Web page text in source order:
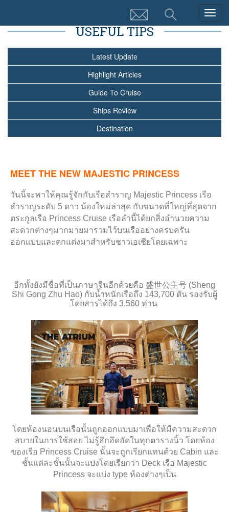
USEFUL TIPS
Latest Update
Highlight Articles
Guide To Cruise
Ships Review
Destination
MEET THE NEW MAJESTIC PRINCESS
วันนี้จะพาให้คุณรู้จักกับเรือสำราญ Majestic Princess เรือ
สำราญระดับ 5 ดาว น้องใหม่ล่าสุด กับขนาดที่ใหญ่ที่สุดจาก
ตระกูลเรือ Princess Cruise เรือลำนี้ได้ยกสิ่งอำนวยความ
สะดวกต่างๆมากมายมารวมไว้บนเรืออย่างครบครัน
ออกแบบและตกแต่งมาสำหรับชาวเอเชียโดยเฉพาะ
อีกทั้งยังมีชื่อที่เป็นภาษาจีนอีกด้วยคือ 盛世公主号 (Sheng
Shi Gong Zhu Hao) กับน้ำหนักเรือถึง 143,700 ตัน รองรับผู้
โดยสารได้ถึง 3,560 ท่าน
โดยห้องนอนบนเรือนั้นถูกออกแบบมาเพื่อให้มีความสะดวก
สบายในการใช้สอย ไม่รู้สึกอึดอัดในทุกตารางนิ้ว โดยห้อง
ของเรือ Princess Cruise นั้นจะถูกเรียกแทนด้วย Cabin และ
ชั้นแต่ละชั้นนั้นจะแบ่งโดยเรียกว่า Deck เรือ Majestic
Princess จะแบ่ง type ห้องต่างๆเป็น